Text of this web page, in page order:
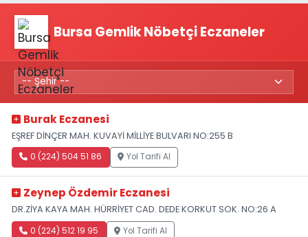
Bursa Gemlik Nöbetçi Eczaneler
Burak Eczanesi
EŞREF DİNÇER MAH. KUVAYİ MİLLİYE BULVARI NO:255 B
0 (224) 504 51 86 Yol Tarifi Al
Zeynep Özdemir Eczanesi
DR.ZİYA KAYA MAH. HÜRRİYET CAD. DEDE KORKUT SOK. NO:26 A
0 (224) 512 19 95 Yol Tarifi Al